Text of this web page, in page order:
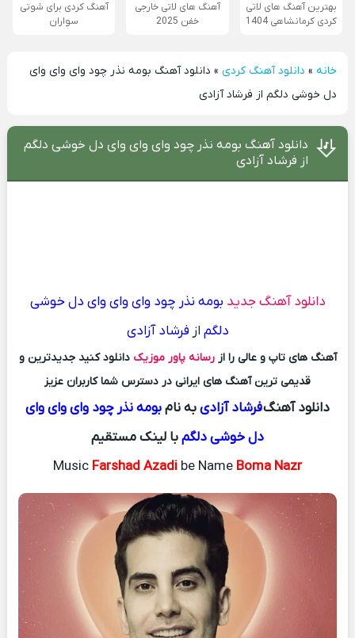
بهترین آهنگ های لاتی
کردی کرمانشاهی 1404
آهنگ های لاتی خارجی
خفن 2025
آهنگ کردی برای شوتی
سواران
خانه» دانلود آهنگ کردی » دانلود آهنگ بومه نذر چود وای وای وای
دل خوشی دلگم از فرشاد آزادی
دانلود آهنگ بومه نذر چود وای وای وای دل خوشی دلگم
از فرشاد آزادی
دانلود آهنگ جدید بومه نذر چود وای وای وای دل خوشی
دلگم از فرشاد آزادی
آهنگ های تاپ و عالی را ازرسانه پاور موزیک دانلود کنید جدیدترین و
قدیمی ترین آهنگ های ایرانی در دسترس شما کاربران عزیز
دانلود آهنگفرشاد آزادیبه نامبومه نذر چود وای وای وای
دل خوشی دلگمبا لینک مستقیم
Music Farshad Azadi be Name Boma Nazr